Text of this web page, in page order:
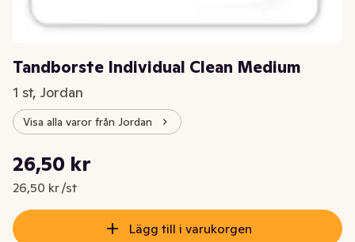
Tandborste Individual Clean Medium
1 st, Jordan
Visa alla varor från Jordan
Nuvarande pris är: 26,50 kr
26,50 kr
26,50 kr /st
Styckpris: 26,50 kr /st
Lägg till i varukorgen